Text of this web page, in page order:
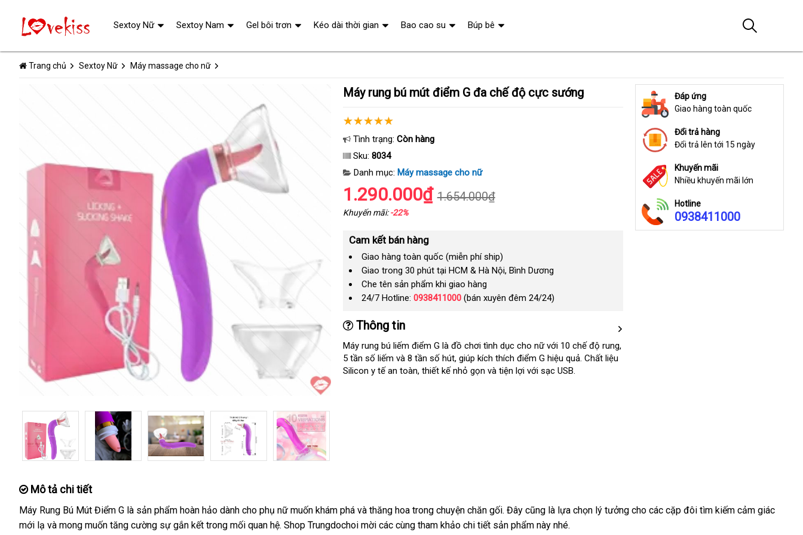
Trang chủ Sextoy Nữ Máy massage cho nữ
Máy rung bú mút điểm G đa chế độ cực sướng
Tình trạng: Còn hàng
Sku: 8034
Danh mục: Máy massage cho nữ
1.290.000₫ 1.654.000₫
Khuyến mãi:-22%
Cam kết bán hàng
Giao hàng toàn quốc (miễn phí ship)
Giao trong 30 phút tại HCM & Hà Nội, Bình Dương
Che tên sản phẩm khi giao hàng
24/7 Hotline: 0938411000(bán xuyên đêm 24/24)
Thông tin
Máy rung bú liếm điểm G là đồ chơi tình dục cho nữđổi
trả
với 10 chế độ rungnhập
,
5 tần số liếm nhận
xét
và 8 tần số hútđẹp
, giúp kích thích điểm G hiệu quảtận
. Chất liệu
Silicon y tế an toànPháp
, thiết kế nhỏ gọn thương
và tiện lợi qua
với sạc USB.
Đáp ứng
Giao hàng toàn quốc
Đổi trả hàng
Đổi trả lên tới 15 ngày
Khuyến mãi
Nhiều khuyến mãi lớn
Hotline
0938411000
Mô tả chi tiết
Máy Rung Bú Mút Điểm G là sản phẩm hoàn hảo dành cho phụ nữ muốn khám phá bền
và thăng hoa trong chuyện chăn gốibình
luận
. Đây Nhật
Bản
cũng là lựa chọn lý tưởng cho thanh
các cặp đôi tìm kiếm cảm giác
mới lạ sử
và cũ
mong muốn tăng cường sự gắn kết trong mối quan hệgần
. Shop Trungdochoi mời đắt
các cùng tham khảo chi tiết sản phẩm này đặt
nhé.
Sextoy Nữ Sextoy Nam Gel bôi trơn Kéo dài thời gian Bao cao su Búp bê